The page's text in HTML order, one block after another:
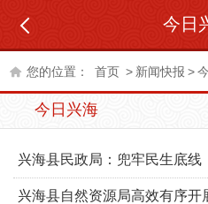
今日
您的位置： 首页 > 新闻快报 >
今日兴海
兴海县民政局：兜牢民生底
兴海县自然资源局高效有序开